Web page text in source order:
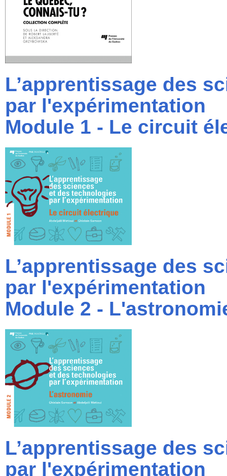
L’apprentissage des
par l'expérimentation
Module 1 - Le circuit
L’apprentissage des
par l'expérimentation
Module 2 -
L’apprentissage des
par l'expérimentation